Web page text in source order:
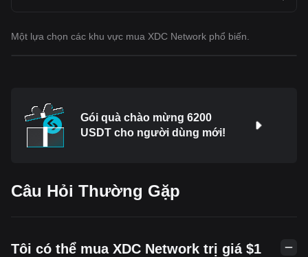
Một lựa chọn các khu vực mua XDC Network phổ biến.
Gói quà chào mừng 6200
USDT cho người dùng mới!
Câu Hỏi Thường Gặp
Tôi có thể mua XDC Network trị giá $1